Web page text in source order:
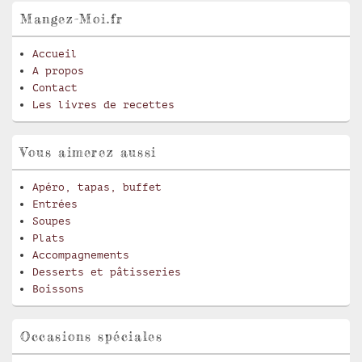
Mangez-Moi.fr
Accueil
A propos
Contact
Les livres de recettes
Vous aimerez aussi
Apéro, tapas, buffet
Entrées
Soupes
Plats
Accompagnements
Desserts et pâtisseries
Boissons
Occasions spéciales